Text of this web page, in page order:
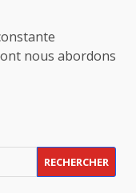
nous abordons